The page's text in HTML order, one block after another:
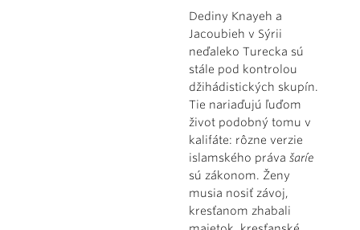
Dediny Knayeh a
Jacoubieh v Sýrii
neďaleko Turecka sú
stále pod kontrolou
džihádistických skupín.
Tie nariaďujú ľuďom
život podobný tomu v
kalifáte: rôzne verzie
islamského práva šaríe
sú zákonom. Ženy
musia nosiť závoj,
kresťanom zhabali